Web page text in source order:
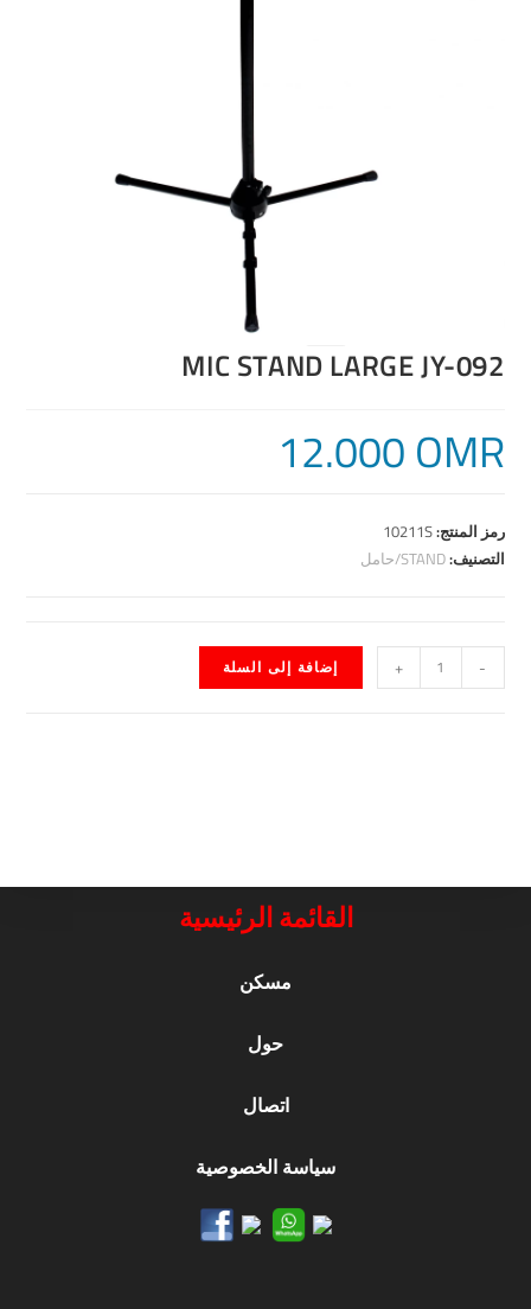
MIC STAND LARGE JY-092
12.000 OMR
رمز المنتج:10211S
التصنيف:STAND/حامل
-
+ إضافة إلى السلة
القائمة الرئيسية
مسكن
حول
اتصال
سياسة الخصوصية